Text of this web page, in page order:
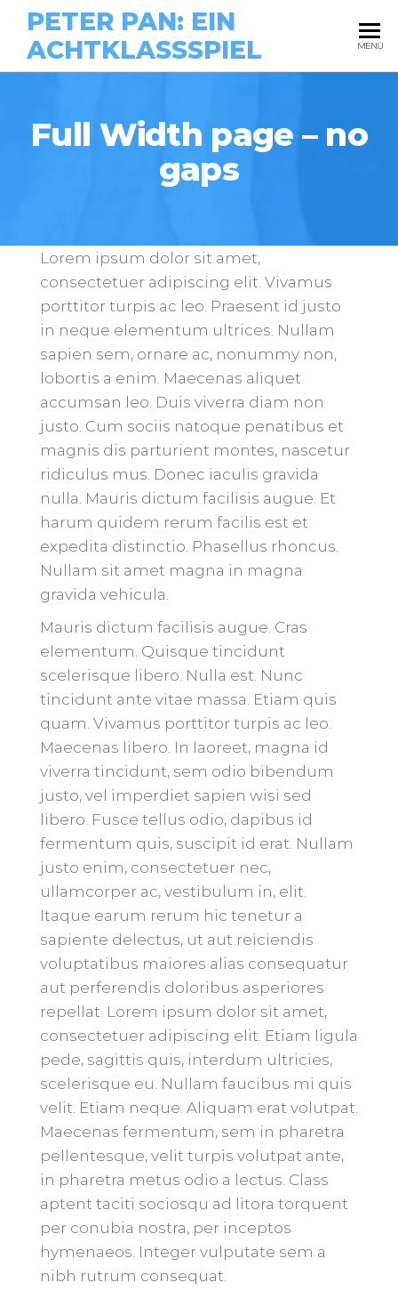
PETER PAN: EIN
ACHTKLASSSPIEL
MENÜ
Full Width page – no
gaps
Lorem ipsum dolor sit amet,
consectetuer adipiscing elit. Vivamus
porttitor turpis ac leo. Praesent id justo
in neque elementum ultrices. Nullam
sapien sem, ornare ac, nonummy non,
lobortis a enim. Maecenas aliquet
accumsan leo. Duis viverra diam non
justo. Cum sociis natoque penatibus et
magnis dis parturient montes, nascetur
ridiculus mus. Donec iaculis gravida
nulla. Mauris dictum facilisis augue. Et
harum quidem rerum facilis est et
expedita distinctio. Phasellus rhoncus.
Nullam sit amet magna in magna
gravida vehicula.
Mauris dictum facilisis augue. Cras
elementum. Quisque tincidunt
scelerisque libero. Nulla est. Nunc
tincidunt ante vitae massa. Etiam quis
quam. Vivamus porttitor turpis ac leo.
Maecenas libero. In laoreet, magna id
viverra tincidunt, sem odio bibendum
justo, vel imperdiet sapien wisi sed
libero. Fusce tellus odio, dapibus id
fermentum quis, suscipit id erat. Nullam
justo enim, consectetuer nec,
ullamcorper ac, vestibulum in, elit.
Itaque earum rerum hic tenetur a
sapiente delectus, ut aut reiciendis
voluptatibus maiores alias consequatur
aut perferendis doloribus asperiores
repellat. Lorem ipsum dolor sit amet,
consectetuer adipiscing elit. Etiam ligula
pede, sagittis quis, interdum ultricies,
scelerisque eu. Nullam faucibus mi quis
velit. Etiam neque. Aliquam erat volutpat.
Maecenas fermentum, sem in pharetra
pellentesque, velit turpis volutpat ante,
in pharetra metus odio a lectus. Class
aptent taciti sociosqu ad litora torquent
per conubia nostra, per inceptos
hymenaeos. Integer vulputate sem a
nibh rutrum consequat.